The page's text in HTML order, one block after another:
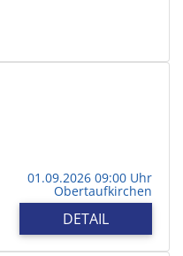
01.09.2026 09:00 Uhr
Obertaufkirchen
DETAIL